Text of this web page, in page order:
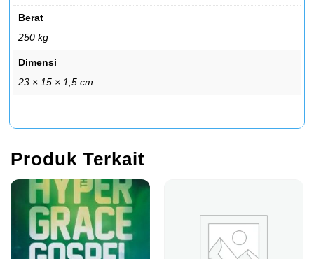
Berat
250 kg
Dimensi
23 × 15 × 1,5 cm
Produk Terkait